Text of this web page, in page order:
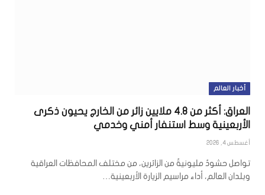
أخبار العالم
العراق: أكثر من 4.8 ملايين زائر من الخارج يحيون ذكرى
الأربعينية وسط استنفار أمني وخدمي
أغسطس 4, 2026
تواصل حشودٌ مليونيةٌ من الزائرين، من مختلف المحافظات العراقية
وبلدان العالم، أداء مراسيم الزيارة الأربعينية…